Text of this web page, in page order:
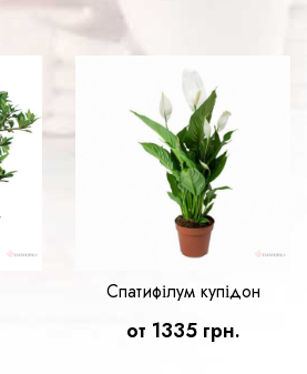
Спатифілум купідон
от 1335 грн.